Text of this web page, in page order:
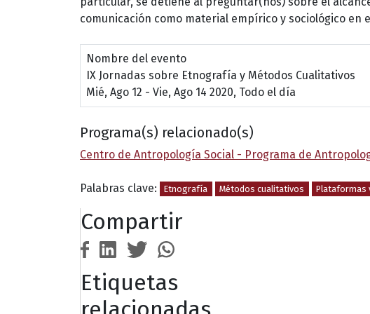
comunicación como material empírico y sociológico en
Nombre del evento
IX Jornadas sobre Etnografía y Métodos Cualitativos
Mié, Ago 12 - Vie, Ago 14 2020, Todo el día
Programa(s) relacionado(s)
Centro de Antropología Social - Programa de
Palabras clave: Etnografía Métodos cualitativos Plataformas
Compartir
Etiquetas